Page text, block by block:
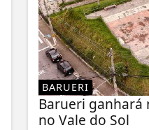
BARUERI
Barueri ganhará
no Vale do Sol